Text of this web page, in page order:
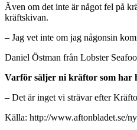
Även om det inte är något fel på
kräftskivan.
– Jag vet inte om jag någ­onsin
Daniel Östman från Lobster
Varför säljer ni kräftor som har
– Det är inget vi strävar efter
Källa: http://www.aftonbladet.se/